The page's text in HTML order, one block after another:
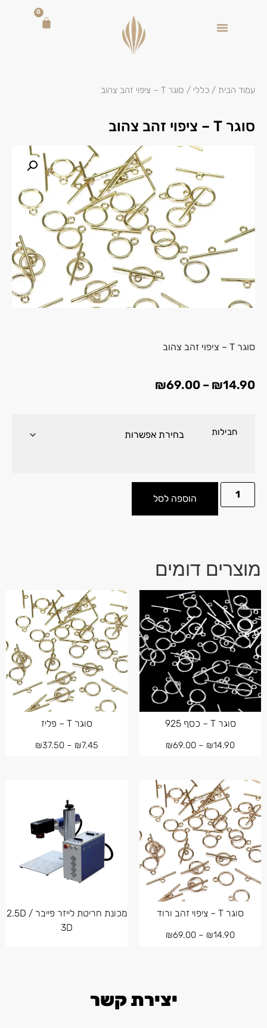
0
עמוד הבית / כללי / סוגר T – ציפוי זהב צהוב
סוגר T – ציפוי זהב צהוב
סוגר T – ציפוי זהב צהוב
₪14.90
–
₪69.00
חבילות
הוספה לסל
מוצרים דומים
סוגר T – כסף 925
₪14.90
–
₪69.00
סוגר T – פליז
₪7.45
–
₪37.50
סוגר T – ציפוי זהב ורוד
₪14.90
–
₪69.00
מכונת חריטת לייזר פייבר 2.5D /
3D
יצירת קשר